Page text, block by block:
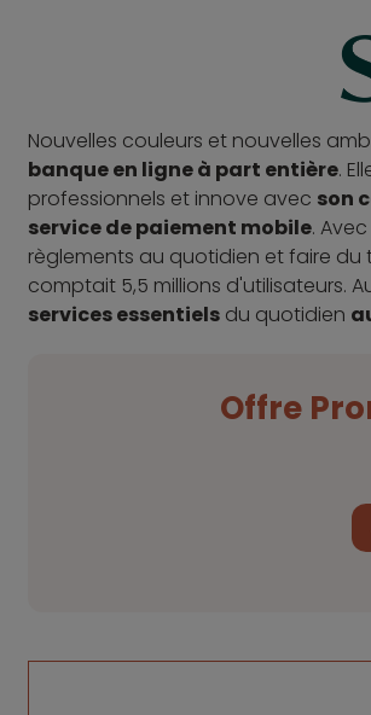
Nouvelles couleurs et nouvelles
banque en ligne à part entière.
professionnels et innove avec son
service de paiement mobile.
règlements au quotidien et faire du
comptait 5,5 millions d'utilisateurs.
services essentiels du quotidien
Offre